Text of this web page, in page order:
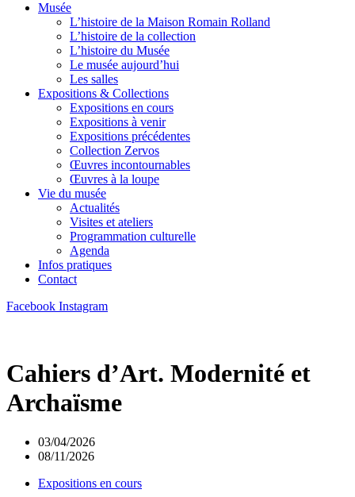
Musée
L’histoire de la Maison Romain Rolland
L’histoire de la collection
L’histoire du Musée
Le musée aujourd’hui
Les salles
Expositions & Collections
Expositions en cours
Expositions à venir
Expositions précédentes
Collection Zervos
Œuvres incontournables
Œuvres à la loupe
Vie du musée
Actualités
Visites et ateliers
Programmation culturelle
Agenda
Infos pratiques
Contact
Facebook Instagram
Cahiers d’Art. Modernité et
Archaïsme
03/04/2026
08/11/2026
Expositions en cours